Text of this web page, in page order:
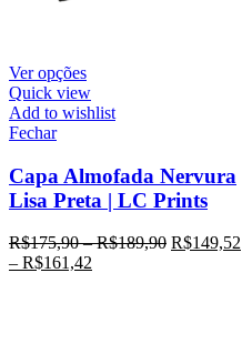
Ver opções
Quick view
Add to wishlist
Fechar
Capa Almofada Nervura
Lisa Preta | LC Prints
R$175,90–R$189,90 R$149,52
– R$161,42